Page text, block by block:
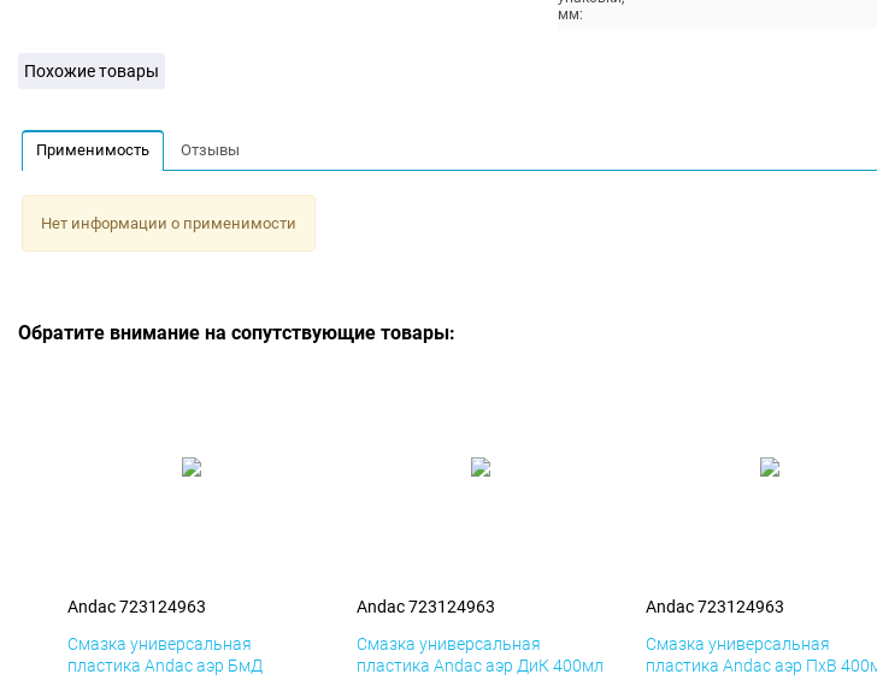
мм:
Похожие товары
Применимость Отзывы
Нет информации о применимости
Обратите внимание на сопутствующие товары:
Andac 723124963
Смазка универсальная
пластика Andac аэр БмД
Andac 723124963
Смазка универсальная
пластика Andac аэр ДиК 400мл
Andac 723124963
Смазка универсальная
пластика Andac аэр ПхВ